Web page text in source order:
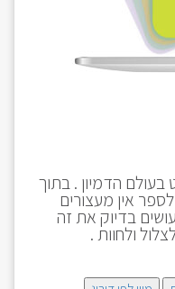
הדמיון . בתוך
אין מעצורים
בדיוק את זה
ולחוות .